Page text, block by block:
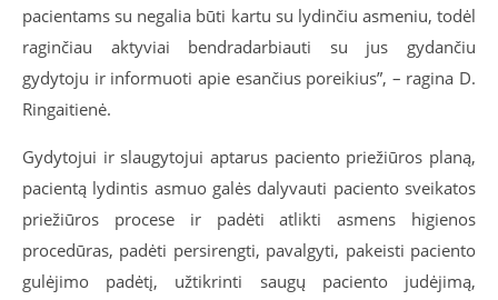
pacientams su negalia būti kartu su lydinčiu asmeniu, todėl
raginčiau aktyviai bendradarbiauti su jus gydančiu
gydytoju ir informuoti apie esančius poreikius”, – ragina D.
Ringaitienė.
Gydytojui ir slaugytojui aptarus paciento priežiūros planą,
pacientą lydintis asmuo galės dalyvauti paciento sveikatos
priežiūros procese ir padėti atlikti asmens higienos
procedūras, padėti persirengti, pavalgyti, pakeisti paciento
gulėjimo padėtį, užtikrinti saugų paciento judėjimą,